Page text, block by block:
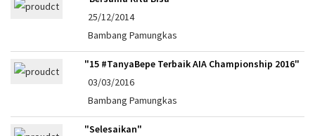
25/12/2014
Bambang Pamungkas
"15 #TanyaBepe Terbaik AIA Championship 2016"
03/03/2016
Bambang Pamungkas
"Selesaikan"